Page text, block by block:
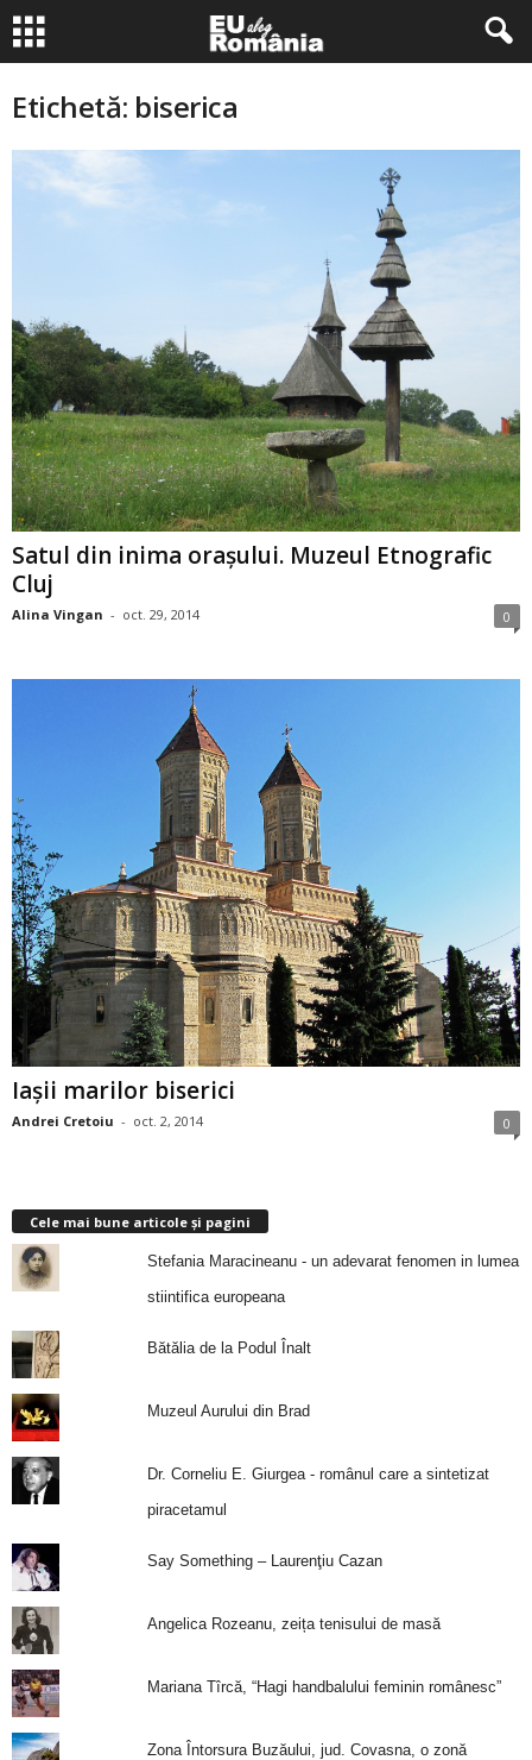
Etichetă: biserica
Satul din inima oraşului. Muzeul Etnografic
Cluj
Alina Vingan - oct. 29, 2014 0
Iaşii marilor biserici
Andrei Cretoiu - oct. 2, 2014 0
Cele mai bune articole și pagini
Stefania Maracineanu - un adevarat fenomen in lumea
stiintifica europeana
Bătălia de la Podul Înalt
Muzeul Aurului din Brad
Dr. Corneliu E. Giurgea - românul care a sintetizat
piracetamul
Say Something – Laurenţiu Cazan
Angelica Rozeanu, zeița tenisului de masă
Mariana Tîrcă, “Hagi handbalului feminin românesc”
Zona Întorsura Buzăului, jud. Covasna, o zonă